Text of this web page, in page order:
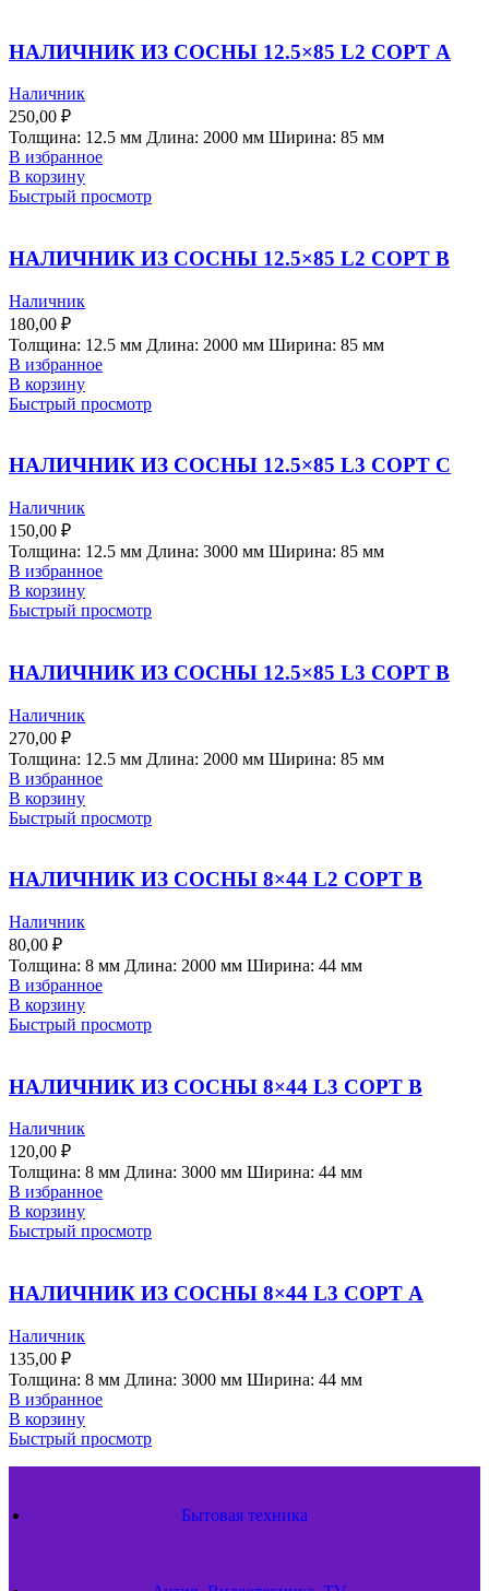
НАЛИЧНИК ИЗ СОСНЫ 12.5×85 L2 СОРТ А
Наличник
250,00 ₽
Толщина: 12.5 мм Длина: 2000 мм Ширина: 85 мм
В избранное
В корзину
Быстрый просмотр
НАЛИЧНИК ИЗ СОСНЫ 12.5×85 L2 СОРТ В
Наличник
180,00 ₽
Толщина: 12.5 мм Длина: 2000 мм Ширина: 85 мм
В избранное
В корзину
Быстрый просмотр
НАЛИЧНИК ИЗ СОСНЫ 12.5×85 L3 СОРТ C
Наличник
150,00 ₽
Толщина: 12.5 мм Длина: 3000 мм Ширина: 85 мм
В избранное
В корзину
Быстрый просмотр
НАЛИЧНИК ИЗ СОСНЫ 12.5×85 L3 СОРТ В
Наличник
270,00 ₽
Толщина: 12.5 мм Длина: 2000 мм Ширина: 85 мм
В избранное
В корзину
Быстрый просмотр
НАЛИЧНИК ИЗ СОСНЫ 8×44 L2 СОРТ B
Наличник
80,00 ₽
Толщина: 8 мм Длина: 2000 мм Ширина: 44 мм
В избранное
В корзину
Быстрый просмотр
НАЛИЧНИК ИЗ СОСНЫ 8×44 L3 СОРТ B
Наличник
120,00 ₽
Толщина: 8 мм Длина: 3000 мм Ширина: 44 мм
В избранное
В корзину
Быстрый просмотр
НАЛИЧНИК ИЗ СОСНЫ 8×44 L3 СОРТ А
Наличник
135,00 ₽
Толщина: 8 мм Длина: 3000 мм Ширина: 44 мм
В избранное
В корзину
Быстрый просмотр
Бытовая техника